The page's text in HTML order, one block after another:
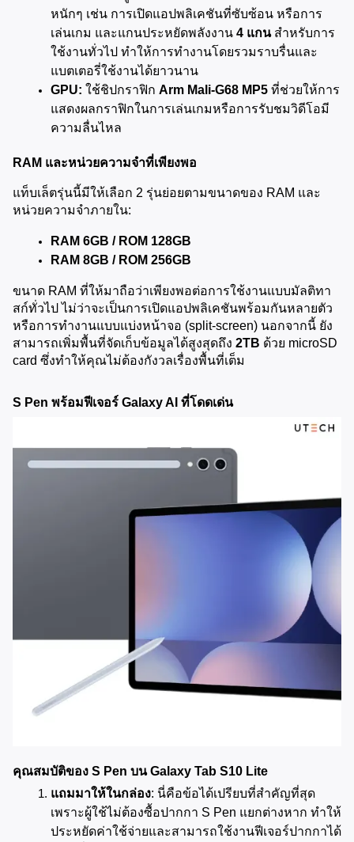
หนักๆ เช่น การเปิดแอปพลิเคชันที่ซับซ้อน หรือการ
เล่นเกม และแกนประหยัดพลังงาน 4 แกน สำหรับการ
ใช้งานทั่วไป ทำให้การทำงานโดยรวมราบรื่นและ
แบตเตอรี่ใช้งานได้ยาวนาน
GPU: ใช้ชิปกราฟิก Arm Mali-G68 MP5 ที่ช่วยให้การ
แสดงผลกราฟิกในการเล่นเกมหรือการรับชมวิดีโอมี
ความลื่นไหล
RAM และหน่วยความจำที่เพียงพอ
แท็บเล็ตรุ่นนี้มีให้เลือก 2 รุ่นย่อยตามขนาดของ RAM และ
หน่วยความจำภายใน:
RAM 6GB / ROM 128GB
RAM 8GB / ROM 256GB
ขนาด RAM ที่ให้มาถือว่าเพียงพอต่อการใช้งานแบบมัลติทา
สก์ทั่วไป ไม่ว่าจะเป็นการเปิดแอปพลิเคชันพร้อมกันหลายตัว
หรือการทำงานแบบแบ่งหน้าจอ (split-screen) นอกจากนี้ ยัง
สามารถเพิ่มพื้นที่จัดเก็บข้อมูลได้สูงสุดถึง 2TB ด้วย microSD
card ซึ่งทำให้คุณไม่ต้องกังวลเรื่องพื้นที่เต็ม
S Pen พร้อมฟีเจอร์ Galaxy AI ที่โดดเด่น
คุณสมบัติของ S Pen บน Galaxy Tab S10 Lite
แถมมาให้ในกล่อง: นี่คือข้อได้เปรียบที่สำคัญที่สุด
เพราะผู้ใช้ไม่ต้องซื้อปากกา S Pen แยกต่างหาก ทำให้
ประหยัดค่าใช้จ่ายและสามารถใช้งานฟีเจอร์ปากกาได้